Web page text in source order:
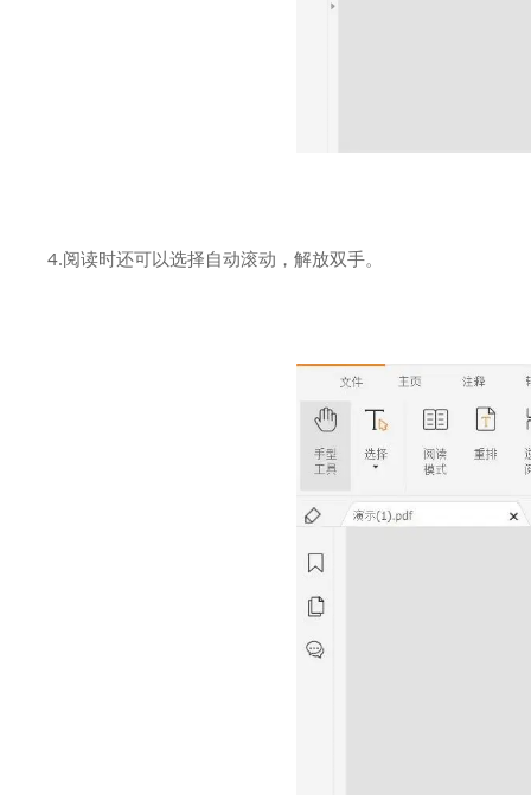
4.阅读时还可以选择自动滚动，解放双手。